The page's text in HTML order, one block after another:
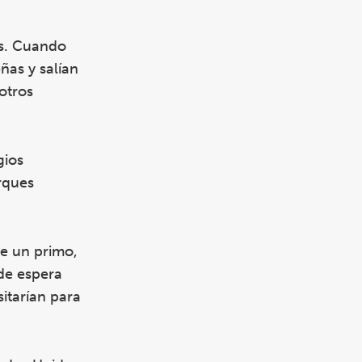
Cuando
y salían
un primo,
espera
para